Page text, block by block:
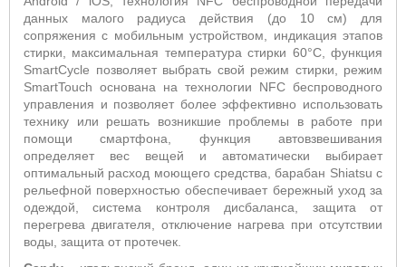
данных малого радиуса действия (до 10 см) для
сопряжения с мобильным устройством, индикация этапов
стирки, максимальная температура стирки 60°С, функция
SmartCycle позволяет выбрать свой режим стирки, режим
SmartTouch основана на технологии NFC беспроводного
управления и позволяет более эффективно использовать
технику или решать возникшие проблемы в работе при
помощи смартфона, функция автовзвешивания
определяет вес вещей и автоматически выбирает
оптимальный расход моющего средства, барабан Shiatsu с
рельефной поверхностью обеспечивает бережный уход за
одеждой, система контроля дисбаланса, защита от
перегрева двигателя, отключение нагрева при отсутствии
воды, защита от протечек.